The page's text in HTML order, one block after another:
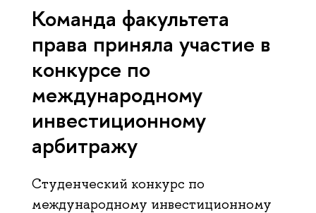
Команда факультета
права приняла участие в
конкурсе по
международному
инвестиционному
арбитражу
Студенческий конкурс по
международному инвестиционному